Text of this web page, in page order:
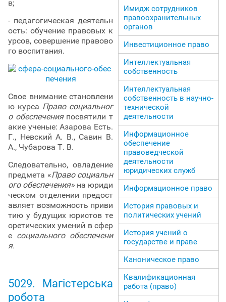
в;
- педагогическая деятельн
ость: обучение правовых к
урсов, совершение правово
го воспитания.
Свое внимание становлени
ю курса Право социальног
о обеспеченияпосвятили т
акие ученые: Азарова Есть.
Г., Невский А. В., Савин В.
А., Чубарова Т. В.
Следовательно, овладение
предмета «Право социальн
ого обеспечения» на юриди
ческом отделении предост
авляет возможность приви
тию у будущих юристов те
оретических умений в сфер
е социального обеспечени
я.
5029. Магістерська
робота
Имидж сотрудников
правоохранительных
органов
Инвестиционное право
Интеллектуальная
собственность
Интеллектуальная
собственность в научно-
технической
деятельности
Информационное
обеспечение
правоведческой
деятельности
юридических служб
Информационное право
История правовых и
политических учений
История учений о
государстве и праве
Каноническое право
Квалификационная
работа (право)